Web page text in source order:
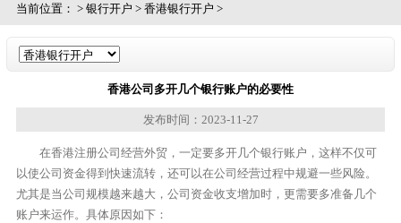
当前位置： > 银行开户 > 香港银行开户 >
香港公司多开几个银行账户的必要性
发布时间：2023-11-27
在香港注册公司经营外贸，一定要多开几个银行账户，这样不仅可
以使公司资金得到快速流转，还可以在公司经营过程中规避一些风险。
尤其是当公司规模越来越大，公司资金收支增加时，更需要多准备几个
账户来运作。具体原因如下：